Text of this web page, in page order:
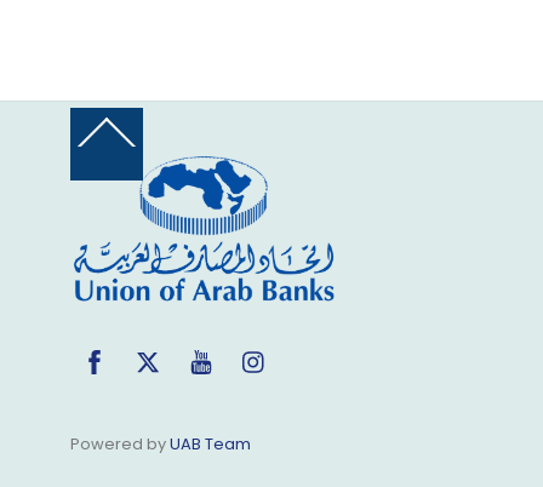
Back
Top
Facebook
Twitter YouTube
Powered byUAB Team